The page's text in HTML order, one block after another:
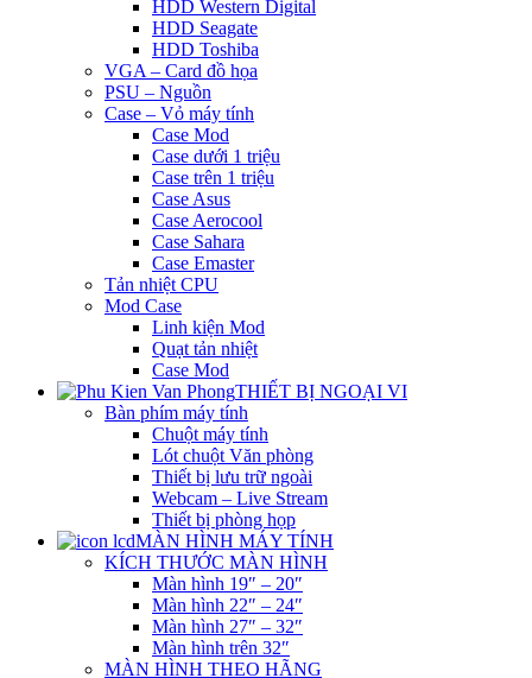
HDD Western Digital
HDD Seagate
HDD Toshiba
VGA – Card đồ họa
PSU – Nguồn
Case – Vỏ máy tính
Case Mod
Case dưới 1 triệu
Case trên 1 triệu
Case Asus
Case Aerocool
Case Sahara
Case Emaster
Tản nhiệt CPU
Mod Case
Linh kiện Mod
Quạt tản nhiệt
Case Mod
THIẾT BỊ NGOẠI VI
Bàn phím máy tính
Chuột máy tính
Lót chuột Văn phòng
Thiết bị lưu trữ ngoài
Webcam – Live Stream
Thiết bị phòng họp
MÀN HÌNH MÁY TÍNH
KÍCH THƯỚC MÀN HÌNH
Màn hình 19″ – 20″
Màn hình 22″ – 24″
Màn hình 27″ – 32″
Màn hình trên 32″
MÀN HÌNH THEO HÃNG